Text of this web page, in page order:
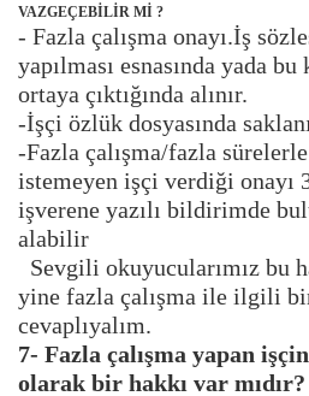
VAZGEÇEBİLİR Mİ ?
- Fazla çalışma onayı.İş
yapılması esnasında yada
ortaya çıktığında alınır.
-İşçi özlük dosyasında
-Fazla çalışma/fazla
istemeyen işçi verdiği onayı
işverene yazılı bildirimde
alabilir
Sevgili okuyucularımız bu
yine fazla çalışma ile ilgili
cevaplıyalım.
7- Fazla çalışma yapan
olarak bir hakkı var mıdır?